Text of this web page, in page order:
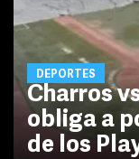
DEPORTES
Charros
obliga a
de los